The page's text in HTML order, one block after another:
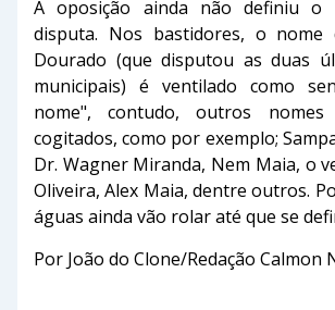
A oposição ainda não definiu o
disputa. Nos bastidores, o nome
Dourado (que disputou as duas
municipais) é ventilado como
nome", contudo, outros nomes
cogitados, como por exemplo;
Dr. Wagner Miranda, Nem Maia, o
Oliveira, Alex Maia, dentre outros.
águas ainda vão rolar até que se
Por João do Clone/Redação Calmon